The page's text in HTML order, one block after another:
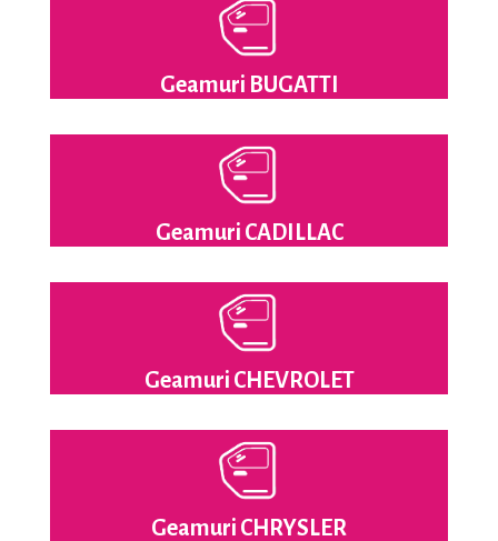
Geamuri BUGATTI
Geamuri CADILLAC
Geamuri CHEVROLET
Geamuri CHRYSLER